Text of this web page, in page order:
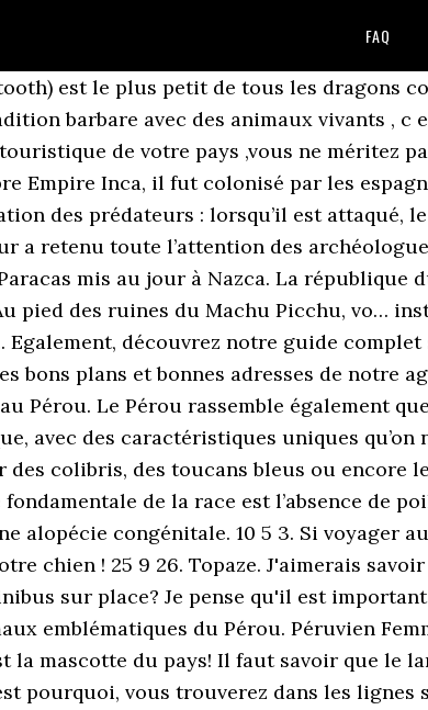
FAQ
est le plus petit de tous les dragons
barbare avec des animaux vivants , c
de votre pays ,vous ne méritez
Empire Inca, il fut colonisé par les
des prédateurs : lorsqu’il est attaqué,
a retenu toute l’attention des
mis au jour à Nazca. La république
pied des ruines du Machu Picchu, vo…
découvrez notre guide complet
plans et bonnes adresses de notre
Le Pérou rassemble également
avec des caractéristiques uniques qu’on
colibris, des toucans bleus ou encore
de la race est l’absence de
congénitale. 10 5 3. Si voyager
chien ! 25 9 26. Topaze. J'aimerais
sur place? Je pense qu'il est
emblématiques du Pérou. Péruvien
mascotte du pays! Il faut savoir que le
pourquoi, vous trouverez dans les lignes